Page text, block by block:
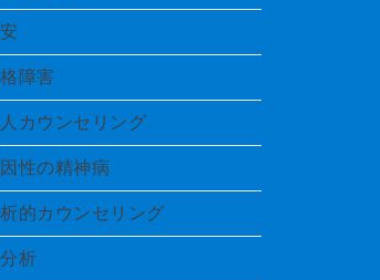
障害
カウンセリング
性の精神病
的カウンセリング
析